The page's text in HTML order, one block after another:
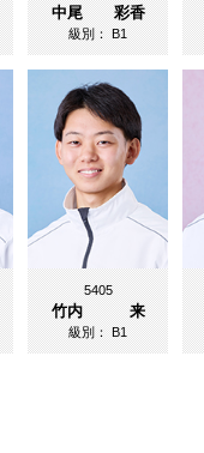
中尾 彩香
級別：B1
5405
竹内 来
級別：B1